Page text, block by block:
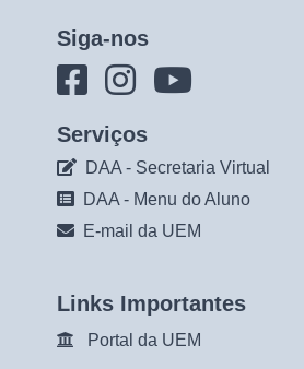
Siga-nos
Serviços
DAA - Secretaria Virtual
DAA - Menu do Aluno
E-mail da UEM
Links Importantes
Portal da UEM